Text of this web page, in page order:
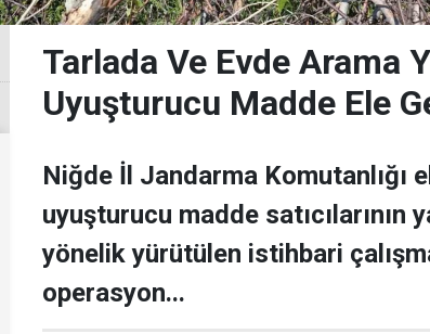
Tarlada Ve Evde Arama
Uyuşturucu Madde Ele
Niğde İl Jandarma Komutanlığı
uyuşturucu madde satıcılarının
yönelik yürütülen istihbari
operasyon...